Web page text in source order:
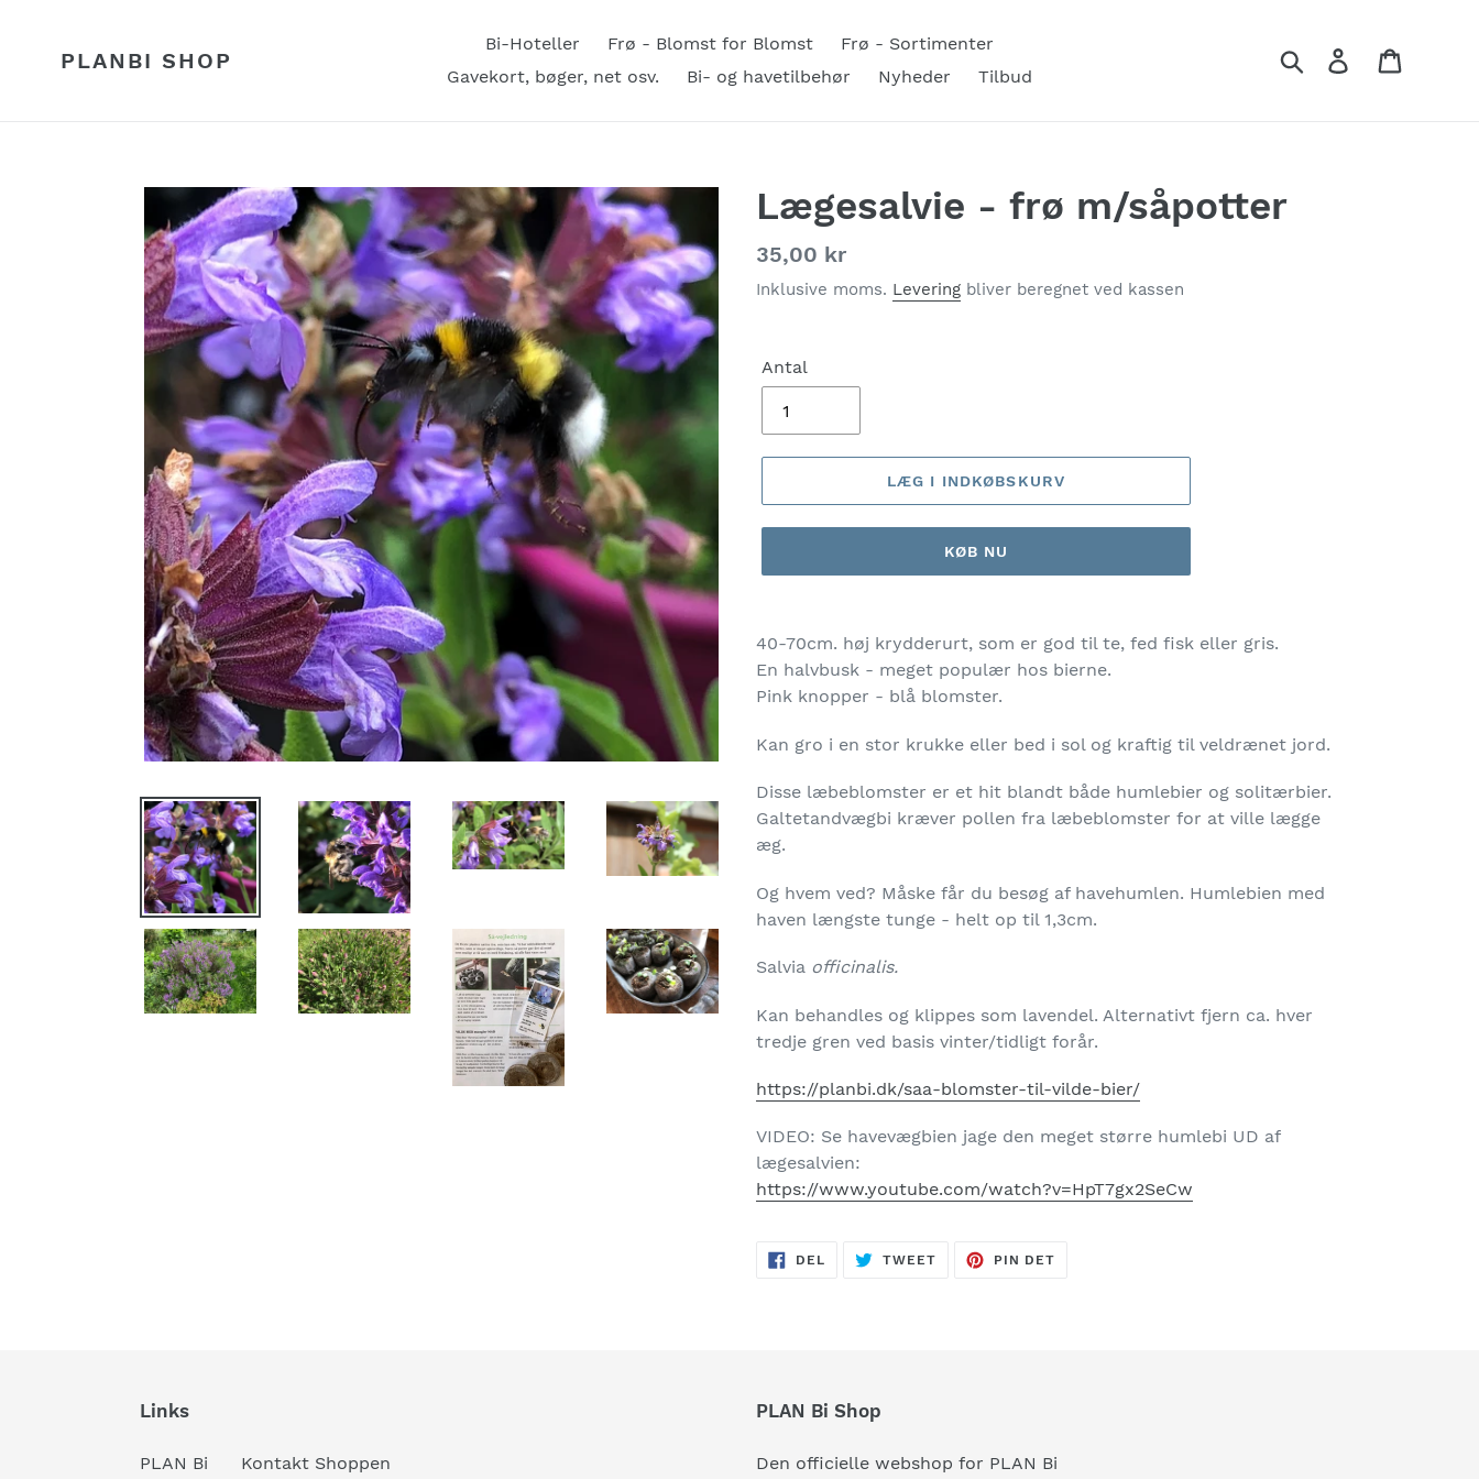
indholdPLANBI SHOP
Bi-Hoteller Frø - Blomst for Blomst
Frø - Sortimenter
Gavekort, bøger, net osv.
Bi- og havetilbehør Nyheder Tilbud
Søg Log ind
Lægesalvie - frø m/såpotter
Normalpris
35,00 kr
Inklusive moms. Levering bliver beregnet ved kassen
Antal
LÆG I INDKØBSKURV
KØB NU
40-70cm. høj krydderurt, som er god til te, fed fisk eller gris.
En halvbusk - meget populær hos bierne.
Pink knopper - blå blomster.
Kan gro i en stor krukke eller bed i sol og kraftig til veldrænet jord.
Disse læbeblomster er et hit blandt både humlebier og solitærbier.
Galtetandvægbi kræver pollen fra læbeblomster for at ville lægge
æg.
Og hvem ved? Måske får du besøg af havehumlen. Humlebien med
haven længste tunge - helt op til 1,3cm.
Salvia officinalis.
Kan behandles og klippes som lavendel. Alternativt fjern ca. hver
tredje gren ved basis vinter/tidligt forår.
https://planbi.dk/saa-blomster-til-vilde-bier/
VIDEO: Se havevægbien jage den meget større humlebi UD af
lægesalvien:
https://www.youtube.com/watch?v=HpT7gx2SeCw
DEL TWEETTWEET
PIN DET
Links
PLAN Bi Kontakt Shoppen
PLAN Bi Shop
Den officielle webshop for PLAN Bi